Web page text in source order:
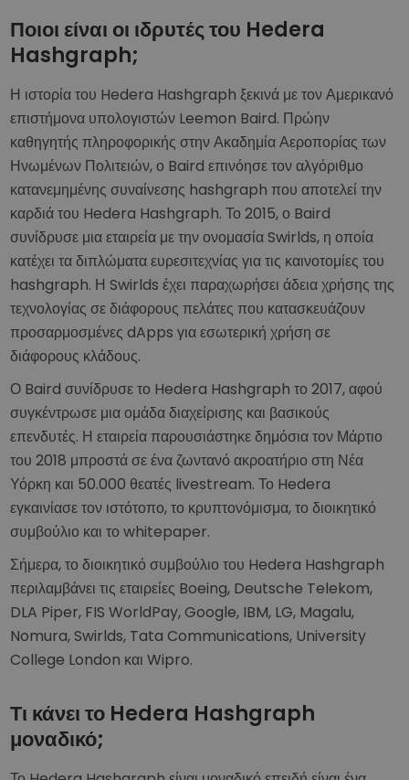
Ποιοι είναι οι ιδρυτές του Hedera
Hashgraph;
Η ιστορία του Hedera Hashgraph ξεκινά με τον Αμερικανό
επιστήμονα υπολογιστών Leemon Baird. Πρώην
καθηγητής πληροφορικής στην Ακαδημία Αεροπορίας των
Ηνωμένων Πολιτειών, ο Baird επινόησε τον αλγόριθμο
κατανεμημένης συναίνεσης hashgraph που αποτελεί την
καρδιά του Hedera Hashgraph. Το 2015, ο Baird
συνίδρυσε μια εταιρεία με την ονομασία Swirlds, η οποία
κατέχει τα διπλώματα ευρεσιτεχνίας για τις καινοτομίες του
hashgraph. Η Swirlds έχει παραχωρήσει άδεια χρήσης της
τεχνολογίας σε διάφορους πελάτες που κατασκευάζουν
προσαρμοσμένες dApps για εσωτερική χρήση σε
διάφορους κλάδους.
Ο Baird συνίδρυσε το Hedera Hashgraph το 2017, αφού
συγκέντρωσε μια ομάδα διαχείρισης και βασικούς
επενδυτές. Η εταιρεία παρουσιάστηκε δημόσια τον Μάρτιο
του 2018 μπροστά σε ένα ζωντανό ακροατήριο στη Νέα
Υόρκη και 50.000 θεατές livestream. Το Hedera
εγκαινίασε τον ιστότοπο, το κρυπτονόμισμα, το διοικητικό
συμβούλιο και το whitepaper.
Σήμερα, το διοικητικό συμβούλιο του Hedera Hashgraph
περιλαμβάνει τις εταιρείες Boeing, Deutsche Telekom,
DLA Piper, FIS WorldPay, Google, IBM, LG, Magalu,
Nomura, Swirlds, Tata Communications, University
College London και Wipro.
Τι κάνει το Hedera Hashgraph
μοναδικό;